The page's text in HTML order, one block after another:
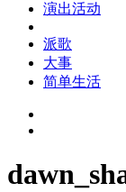
演出活动
派歌
大事
简单生活